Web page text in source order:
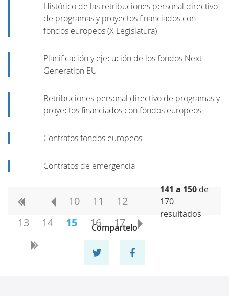
Histórico de las retribuciones personal directivo
de programas y proyectos financiados con
fondos europeos (X Legislatura)
Planificación y ejecución de los fondos Next
Generation EU
Retribuciones personal directivo de programas y
proyectos financiados con fondos europeos
Contratos fondos europeos
Contratos de emergencia
10 11
12
13
14 15 16 17
141 a 150 de
170
resultados
Compártelo
Compartir en twitterCompartir en facebook